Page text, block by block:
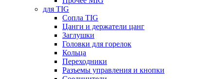
для TIG
Сопла TIG
Цанги и держатели цанг
Заглушки
Головки для горелок
Кольца
Переходники
Разъемы управления и кнопки